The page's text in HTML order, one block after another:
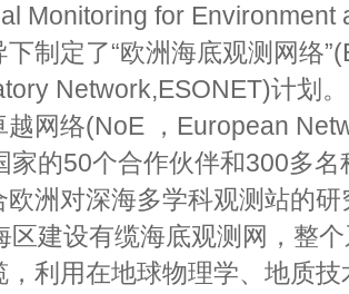
Monitoring for
下制定了“欧洲海底观测网络
Network,ESONET)计划
越网络(NoE ，European
家的50个合作伙伴和300多
欧洲对深海多学科观测站的研
区建设有缆海底观测网，整
，利用在地球物理学、地质